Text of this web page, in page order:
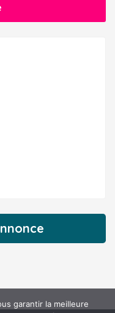
garantir la meilleure